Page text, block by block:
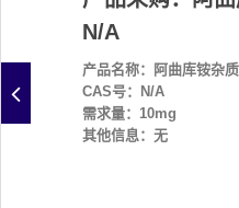
采购流程
不可靠实体清单（UEL）
N/A
产品名称：阿曲库铵杂
CAS号：N/A
需求量：10mg
其他信息：无